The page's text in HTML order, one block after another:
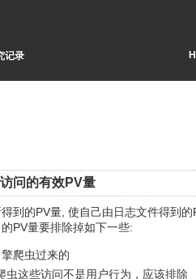
记录
问的有效PV量
到的PV量, 使自己由日志文件得到
PV量要排除掉如下一些:
爬虫过来的
虫这些访问不是用户行为，应该排除